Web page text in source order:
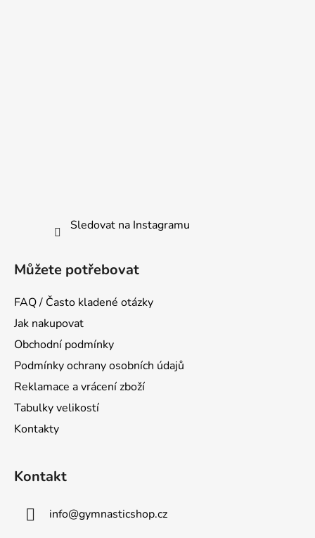
Sledovat na Instagramu
Můžete potřebovat
FAQ / Často kladené otázky
Jak nakupovat
Obchodní podmínky
Podmínky ochrany osobních údajů
Reklamace a vrácení zboží
Tabulky velikostí
Kontakty
Kontakt
info@gymnasticshop.cz